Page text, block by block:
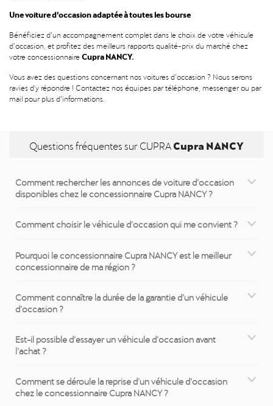
Une voiture d’occasion adaptée à toutes les bourse
Bénéficiez d’un accompagnement complet dans le choix de votre véhicule
d’occasion, et profitez des meilleurs rapports qualité-prix du marché chez
votre concessionnaireCupra NANCY.
Vous avez des questions concernant nos voitures d’occasion ? Nous serons
ravies d'y répondre ! Contactez nos équipes par téléphone, messenger ou par
mail pour plus d’informations.
Questions fréquentes sur CUPRACupra NANCY
Comment rechercher les annonces de voiture d’occasion
disponibles chez le concessionnaire Cupra NANCY ?
Comment choisir le véhicule d’occasion qui me convient ?
Pourquoi le concessionnaire Cupra NANCY est le meilleur
concessionnaire de ma région ?
Comment connaître la durée de la garantie d’un véhicule
d’occasion ?
Est-il possible d’essayer un véhicule d’occasion avant
l’achat ?
Comment se déroule la reprise d’un véhicule d’occasion
chez le concessionnaire Cupra NANCY ?